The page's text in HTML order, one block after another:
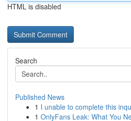
HTML is disabled
Search
Published News
1 I unable to complete this
1 OnlyFans Leak: What You